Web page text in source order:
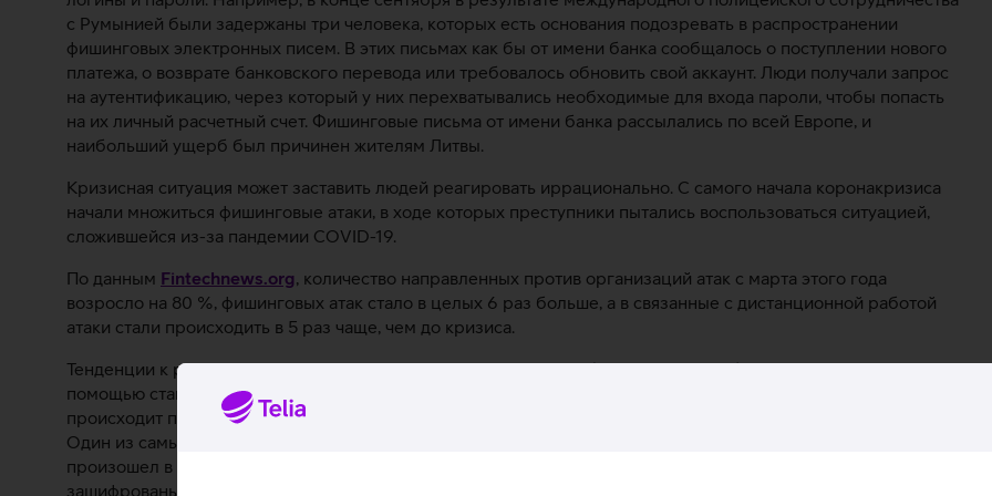
с Румынией были задержаны три человека, которых есть основания подозревать в распространении
фишинговых электронных писем. В этих письмах как бы от имени банка сообщалось о поступлении нового
платежа, о возврате банковского перевода или требовалось обновить свой аккаунт. Люди получали запрос
на аутентификацию, через который у них перехватывались необходимые для входа пароли, чтобы попасть
на их личный расчетный счет. Фишинговые письма от имени банка рассылались по всей Европе, и
наибольший ущерб был причинен жителям Литвы.
Кризисная ситуация может заставить людей реагировать иррационально. С самого начала коронакризиса
начали множиться фишинговые атаки, в ходе которых преступники пытались воспользоваться ситуацией,
сложившейся из-за пандемии COVID-19.
По данным Fintechnews.org, количество направленных против организаций атак с марта этого года
возросло на 80 %, фишинговых атак стало в целых 6 раз больше, а в связанные с дистанционной работой
атаки стали происходить в 5 раз чаще, чем до кризиса.
Тенденции к росту показывают и атаки программ-вымогателей (англ. ransomware), в ходе которых с
помощью ставших известными в результате утечек логинов и паролей захватываются аккаунты и
происходит проникновение в IT-системы. Только в марте количество таких атак в мире возросло на 148 %.
Один из самых масштабных случаев такого типа, который затронул множество людей по всему миру,
произошел в июле этого года и был направлен против компании Garmin. В результате атаки оказались
зашифрованы основные данные цифровой инфраструктуры предприятия, что повлияло на все функции